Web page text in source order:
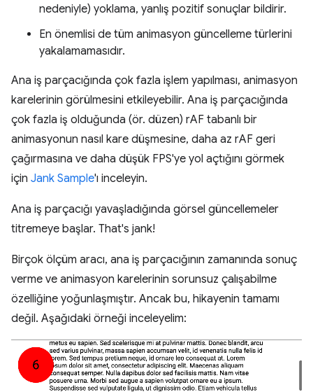
nedeniyle) yoklama, yanlış pozitif sonuçlar bildirir.
En önemlisi de tüm animasyon güncelleme türlerini
yakalamamasıdır.
Ana iş parçacığında çok fazla işlem yapılması, animasyon
karelerinin görülmesini etkileyebilir. Ana iş parçacığında
çok fazla iş olduğunda (ör. düzen) rAF tabanlı bir
animasyonun nasıl kare düşmesine, daha az rAF geri
çağırmasına ve daha düşük FPS'ye yol açtığını görmek
için Jank Sample'ı inceleyin.
Ana iş parçacığı yavaşladığında görsel güncellemeler
titremeye başlar. That's jank!
Birçok ölçüm aracı, ana iş parçacığının zamanında sonuç
verme ve animasyon karelerinin sorunsuz çalışabilme
özelliğine yoğunlaşmıştır. Ancak bu, hikayenin tamamı
değil. Aşağıdaki örneği inceleyelim: